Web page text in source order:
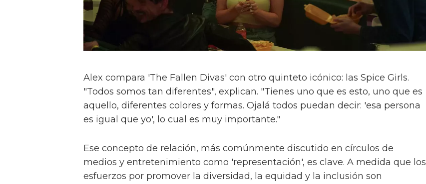
Alex compara 'The Fallen Divas' con otro quinteto icónico: las Spice Girls.
"Todos somos tan diferentes", explican. "Tienes uno que es esto, uno que es
aquello, diferentes colores y formas. Ojalá todos puedan decir: 'esa persona
es igual que yo', lo cual es muy importante."
Ese concepto de relación, más comúnmente discutido en círculos de
medios y entretenimiento como 'representación', es clave. A medida que los
esfuerzos por promover la diversidad, la equidad y la inclusión son